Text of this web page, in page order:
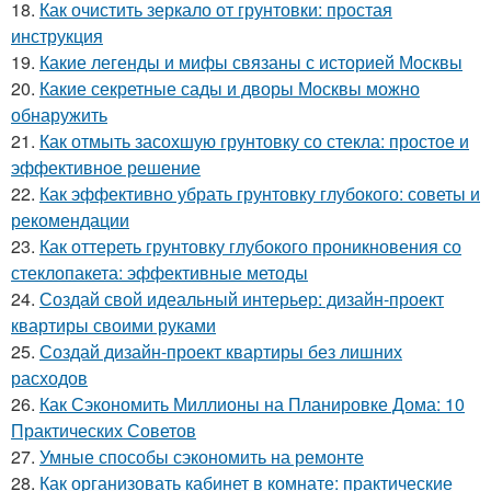
18. Как очистить зеркало от грунтовки: простая
инструкция
19. Какие легенды и мифы связаны с историей Москвы
20. Какие секретные сады и дворы Москвы можно
обнаружить
21. Как отмыть засохшую грунтовку со стекла: простое и
эффективное решение
22. Как эффективно убрать грунтовку глубокого: советы и
рекомендации
23. Как оттереть грунтовку глубокого проникновения со
стеклопакета: эффективные методы
24. Создай свой идеальный интерьер: дизайн-проект
квартиры своими руками
25. Создай дизайн-проект квартиры без лишних
расходов
26. Как Сэкономить Миллионы на Планировке Дома: 10
Практических Советов
27. Умные способы сэкономить на ремонте
28. Как организовать кабинет в комнате: практические